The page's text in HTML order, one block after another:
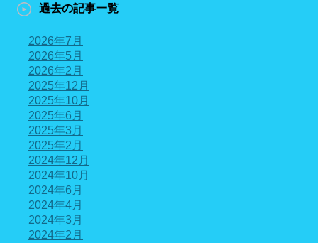
過去の記事一覧
2026年7月
2026年5月
2026年2月
2025年12月
2025年10月
2025年6月
2025年3月
2025年2月
2024年12月
2024年10月
2024年6月
2024年4月
2024年3月
2024年2月